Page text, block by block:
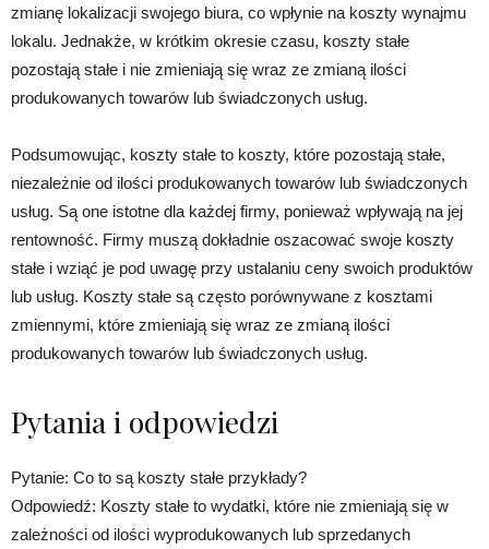
zmianę lokalizacji swojego biura, co wpłynie na koszty wynajmu
lokalu. Jednakże, w krótkim okresie czasu, koszty stałe
pozostają stałe i nie zmieniają się wraz ze zmianą ilości
produkowanych towarów lub świadczonych usług.
Podsumowując, koszty stałe to koszty, które pozostają stałe,
niezależnie od ilości produkowanych towarów lub świadczonych
usług. Są one istotne dla każdej firmy, ponieważ wpływają na jej
rentowność. Firmy muszą dokładnie oszacować swoje koszty
stałe i wziąć je pod uwagę przy ustalaniu ceny swoich produktów
lub usług. Koszty stałe są często porównywane z kosztami
zmiennymi, które zmieniają się wraz ze zmianą ilości
produkowanych towarów lub świadczonych usług.
Pytania i odpowiedzi
Pytanie: Co to są koszty stałe przykłady?
Odpowiedź: Koszty stałe to wydatki, które nie zmieniają się w
zależności od ilości wyprodukowanych lub sprzedanych